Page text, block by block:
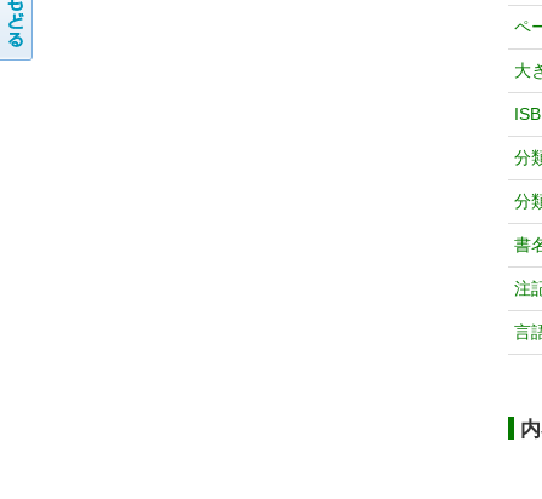
ペ
大
分
分
書
注
言